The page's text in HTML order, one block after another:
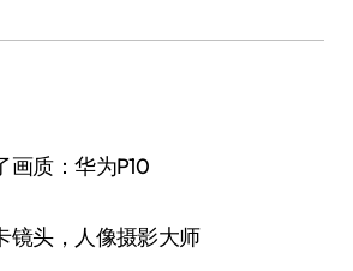
画质：华为P10
镜头，人像摄影大师